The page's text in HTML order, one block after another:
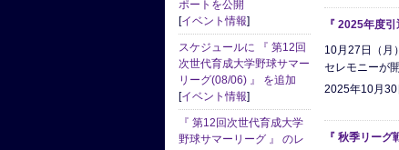
ポートを公開
[イベント情報]
スケジュールに 『 第12回
次世代育成大学野球サマー
リーグ(08/06) 』 を追加
[イベント情報]
『 第12回次世代育成大学
野球サマーリーグ 』 のレ
『 2025年度
10月27日（月
セレモニーが
2025年10月30
『 秋季リー